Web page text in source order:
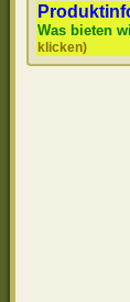
Was bieten
klicken)